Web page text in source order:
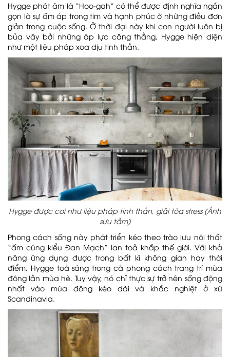
Hygge phát âm là “Hoo-gah” có thể được định nghĩa ngắn
gọn là sự ấm áp trong tim và hạnh phúc ở những điều đơn
giản trong cuộc sống. Ở thời đại này khi con người luôn bị
bủa vây bởi những áp lực căng thẳng, Hygge hiện diện
như một liệu pháp xoa dịu tinh thần.
Hygge được coi như liệu pháp tinh thần, giải tỏa stress (Ảnh
sưu tầm)
Phong cách sống này phát triển kéo theo trào lưu nội thất
“ấm cúng kiểu Đan Mạch” lan toả khắp thế giới. Với khả
năng ứng dụng được trong bất kì không gian hay thời
điểm, Hygge toả sáng trong cả phong cách trang trí mùa
đông lẫn mùa hè. Tuy vậy, nó chỉ thực sự trở nên sống động
nhất vào mùa đông kéo dài và khắc nghiệt ở xứ
Scandinavia.